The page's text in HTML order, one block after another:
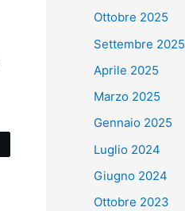
Ottobre 2025
Settembre 2025
Aprile 2025
Marzo 2025
Gennaio 2025
Luglio 2024
Giugno 2024
Ottobre 2023